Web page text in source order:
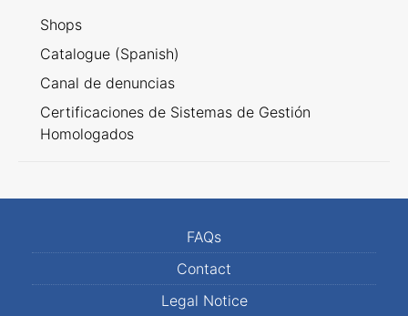
Shops
Catalogue (Spanish)
Canal de denuncias
Certificaciones de Sistemas de Gestión
Homologados
FAQs
Contact
Legal Notice